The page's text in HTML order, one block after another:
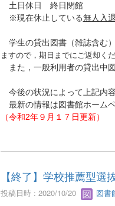
土日休日 終日閉館
※現在休止している無人入
学生の貸出図書（雑誌含む
ますので，期日までにご返却く
また，一般利用者の貸出中
今後の状況によって上記内
最新の情報は図書館ホーム
（令和2年９月１７日更新）
【終了】学校推薦型
投稿日時 : 2020/10/20 図書